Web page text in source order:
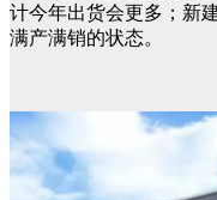
计今年出货会更多；新
满产满销的状态。